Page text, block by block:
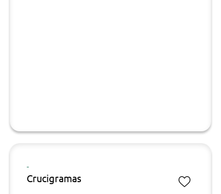
-
Crucigramas